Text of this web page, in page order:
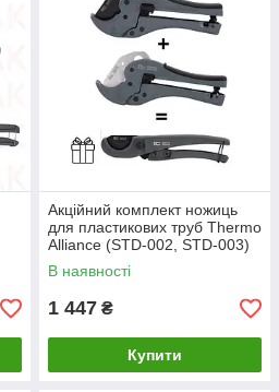
Акційний комплект ножиць
для пластикових труб Thermo
Alliance (STD-002, STD-003)
+ STD-001 у подарунок
В наявності
1 447 ₴
Купити